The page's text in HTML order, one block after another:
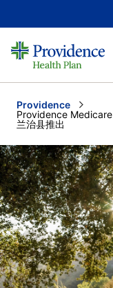
Providence
Current:
Providence
兰治县推出